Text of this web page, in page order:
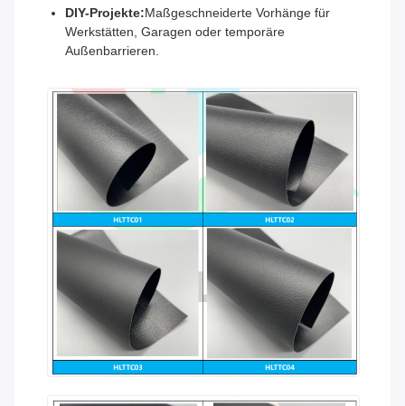
DIY-Projekte:Maßgeschneiderte Vorhänge für
Werkstätten, Garagen oder temporäre
Außenbarrieren.